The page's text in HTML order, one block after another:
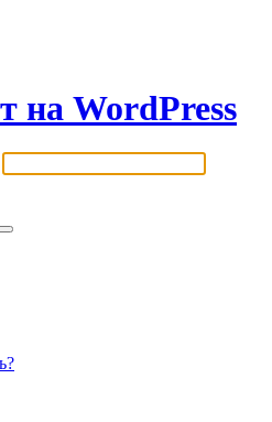
на WordPress